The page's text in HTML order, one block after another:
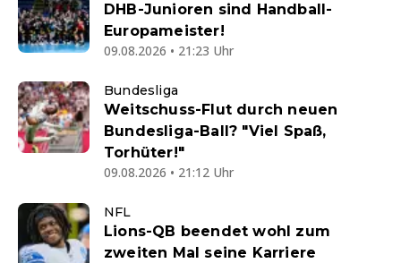
DHB-Junioren sind Handball-
Europameister!
09.08.2026 • 21:23 Uhr
Bundesliga
Weitschuss-Flut durch neuen
Bundesliga-Ball? "Viel Spaß,
Torhüter!"
09.08.2026 • 21:12 Uhr
NFL
Lions-QB beendet wohl zum
zweiten Mal seine Karriere